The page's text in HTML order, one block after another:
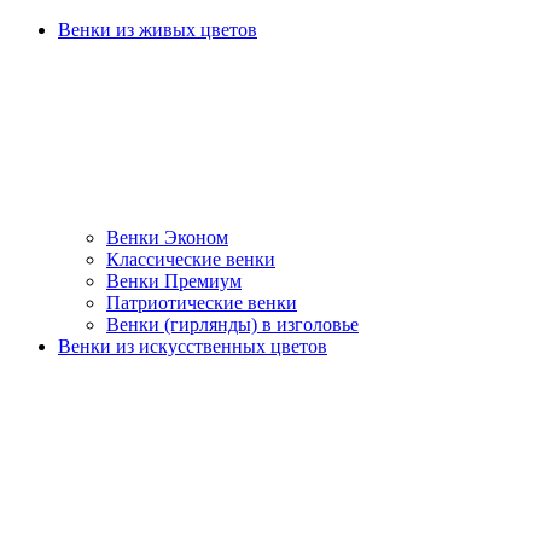
Венки из живых цветов
Венки Эконом
Классические венки
Венки Премиум
Патриотические венки
Венки (гирлянды) в изголовье
Венки из искусственных цветов